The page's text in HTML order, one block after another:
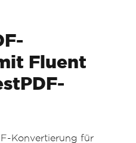
Fluent
Konvertierung für